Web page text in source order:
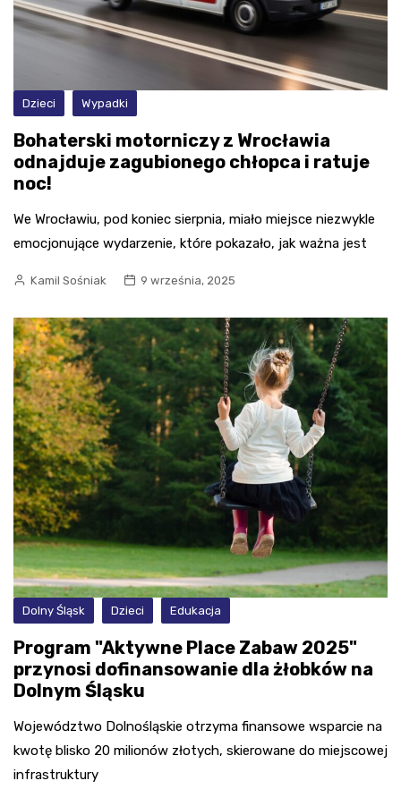
Dzieci Wypadki
Bohaterski motorniczy z Wrocławia
odnajduje zagubionego chłopca i ratuje
noc!
We Wrocławiu, pod koniec sierpnia, miało miejsce niezwykle
emocjonujące wydarzenie, które pokazało, jak ważna jest
Kamil Sośniak 9 września, 2025
Dolny Śląsk Dzieci Edukacja
Program "Aktywne Place Zabaw 2025"
przynosi dofinansowanie dla żłobków na
Dolnym Śląsku
Województwo Dolnośląskie otrzyma finansowe wsparcie na
kwotę blisko 20 milionów złotych, skierowane do miejscowej
infrastruktury